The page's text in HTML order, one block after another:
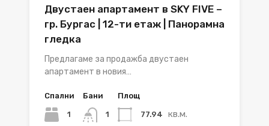
Двустаен апартамент в SKY FIVE –
гр. Бургас | 12-ти етаж | Панорамна
гледка
Предлагаме за продажба двустаен
апартамент в новия…
Спални
1
Бани
1
Площ
77.94 кв.м.